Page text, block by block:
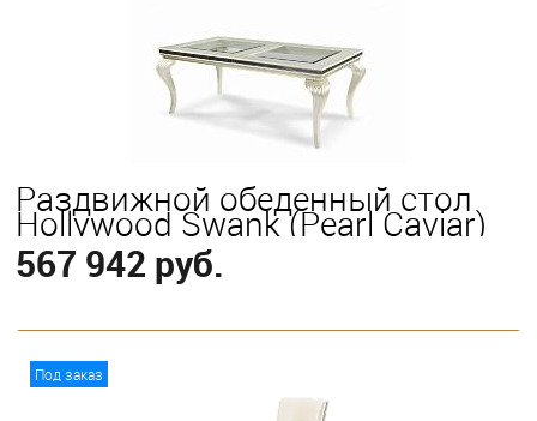
Раздвижной обеденный стол
Hollywood Swank (Pearl Caviar)
567 942 руб.
Под заказ